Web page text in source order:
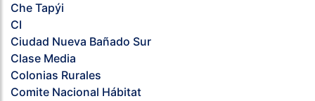
Che Tapýi
CI
Ciudad Nueva Bañado Sur
Clase Media
Colonias Rurales
Comite Nacional Hábitat